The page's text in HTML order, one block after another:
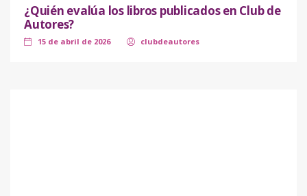
¿Quién evalúa los libros publicados en Club de
Autores?
15 de abril de 2026 clubdeautores